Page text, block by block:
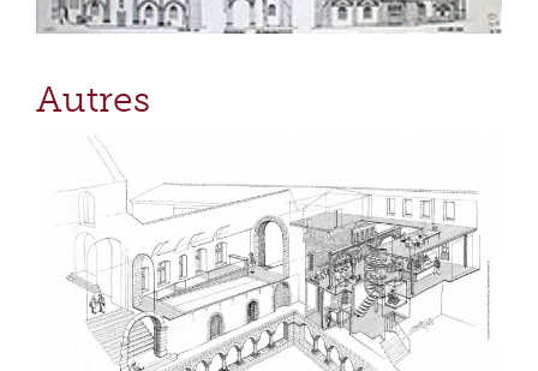
Autres